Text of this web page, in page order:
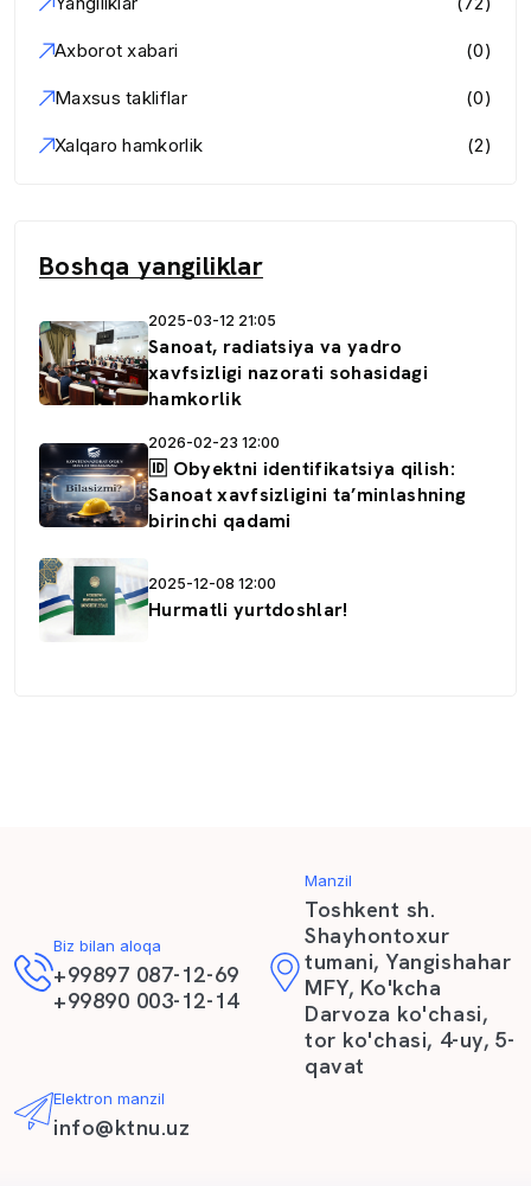
Axborot xabari (0)
Maxsus takliflar (0)
Xalqaro hamkorlik (2)
Boshqa yangiliklar
2025-03-12 21:05
Sanoat, radiatsiya va yadro
xavfsizligi nazorati sohasidagi
hamkorlik
2026-02-23 12:00
🆔 Obyektni identifikatsiya qilish:
Sanoat xavfsizligini ta’minlashning
birinchi qadami
2025-12-08 12:00
Hurmatli yurtdoshlar!
Biz bilan aloqa
+99897 087-12-69
+99890 003-12-14
Manzil
Toshkent sh.
Shayhontoxur
tumani, Yangishahar
MFY, Ko'kcha
Darvoza ko'chasi,
tor ko'chasi, 4-uy, 5-
qavat
Elektron manzil
info@ktnu.uz